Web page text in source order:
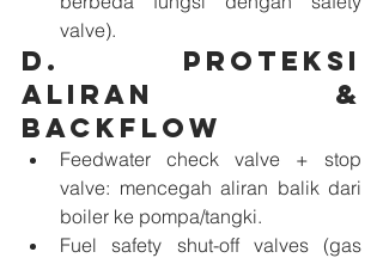
valve).
D. Proteksi
aliran &
backflow
Feedwater check valve + stop
valve: mencegah aliran balik dari
boiler ke pompa/tangki.
Fuel safety shut-off valves (gas